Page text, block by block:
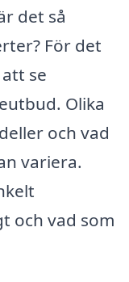
det så
För det
se
Olika
och vad
variera.
och vad som